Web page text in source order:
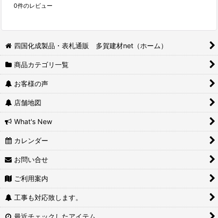
0件のレビュー
四国化成製品・表札通販 多賀建材net（ホーム）
商品カテゴリ一覧
お客様の声
店舗地図
What's New
カレンダー
お問い合せ
ご利用案内
工事も対応致します。
最近チェックしたアイテム